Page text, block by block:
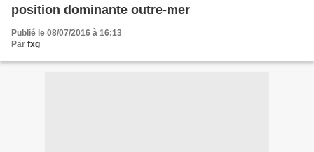
position dominante outre-mer
Publié le 08/07/2016 à 16:13
Par fxg